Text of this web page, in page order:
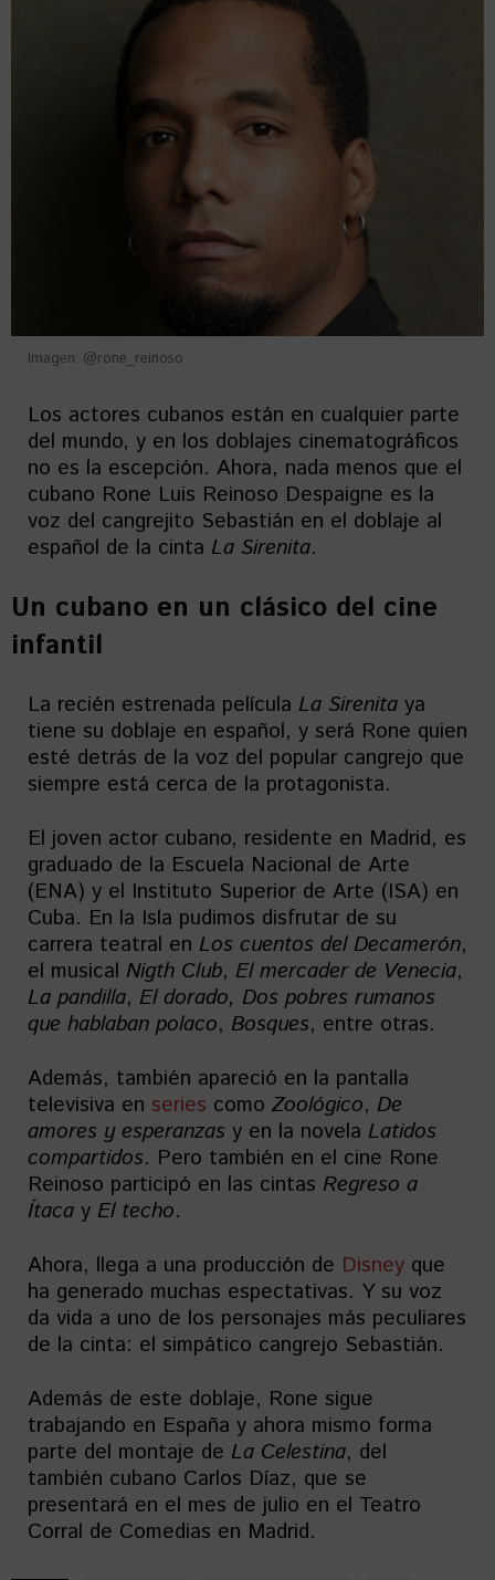
Imagen: @rone_reinoso
Los actores cubanos están en cualquier parte
del mundo, y en los doblajes cinematográficos
no es la escepción. Ahora, nada menos que el
cubano Rone Luis Reinoso Despaigne es la
voz del cangrejito Sebastián en el doblaje al
español de la cinta La Sirenita.
Un cubano en un clásico del cine
infantil
La recién estrenada película La Sirenita ya
tiene su doblaje en español, y será Rone quien
esté detrás de la voz del popular cangrejo que
siempre está cerca de la protagonista.
El joven actor cubano, residente en Madrid, es
graduado de la Escuela Nacional de Arte
(ENA) y el Instituto Superior de Arte (ISA) en
Cuba. En la Isla pudimos disfrutar de su
carrera teatral en Los cuentos del Decamerón,
el musical Nigth Club, El mercader de Venecia,
La pandilla, El dorado, Dos pobres rumanos
que hablaban polaco, Bosques, entre otras.
Además, también apareció en la pantalla
televisiva en series como Zoológico, De
amores y esperanzas y en la novela Latidos
compartidos. Pero también en el cine Rone
Reinoso participó en las cintas Regreso a
Ítaca y El techo.
Ahora, llega a una producción de Disney que
ha generado muchas espectativas. Y su voz
da vida a uno de los personajes más peculiares
de la cinta: el simpático cangrejo Sebastián.
Además de este doblaje, Rone sigue
trabajando en España y ahora mismo forma
parte del montaje de La Celestina, del
también cubano Carlos Díaz, que se
presentará en el mes de julio en el Teatro
Corral de Comedias en Madrid.